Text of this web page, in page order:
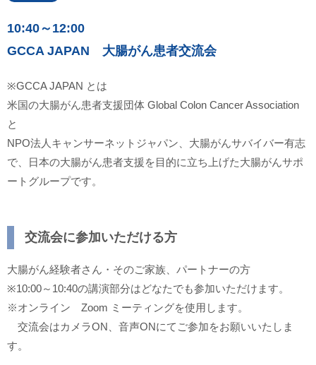
10:40～12:00
GCCA JAPAN 大腸がん患者交流会
※GCCA JAPAN とは
米国の大腸がん患者支援団体 Global Colon Cancer Association
と
NPO法人キャンサーネットジャパン、大腸がんサバイバー有志
で、日本の大腸がん患者支援を目的に立ち上げた大腸がんサポ
ートグループです。
交流会に参加いただける方
大腸がん経験者さん・そのご家族、パートナーの方
※10:00～10:40の講演部分はどなたでも参加いただけます。
※オンライン Zoom ミーティングを使用します。
交流会はカメラON、音声ONにてご参加をお願いいたしま
す。